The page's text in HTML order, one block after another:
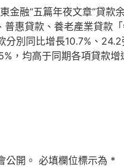
金融“五篇年夜文章”貸
惠貸款、養老產業貸款
分別同比增長10.7%、
，均高于同期各項貸款增
公開。 必填欄位標示為 *